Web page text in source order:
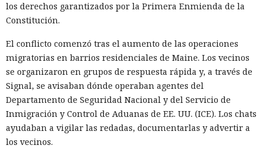
A veces la única manera de valorar de verdad la magnitud
de la amenaza es infiltrarse en el territorio del adversario;
los derechos garantizados por la Primera Enmienda de la
Constitución.
El conflicto comenzó tras el aumento de las operaciones
migratorias en barrios residenciales de Maine. Los vecinos
se organizaron en grupos de respuesta rápida y, a través de
Signal, se avisaban dónde operaban agentes del
Departamento de Seguridad Nacional y del Servicio de
Inmigración y Control de Aduanas de EE. UU. (ICE). Los chats
ayudaban a vigilar las redadas, documentarlas y advertir a
los vecinos.